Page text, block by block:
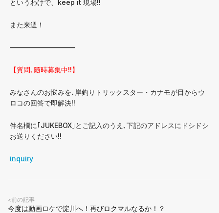
というわけで、keep it 現場!!
また来週！
—————————–
【質問､随時募集中!!】
みなさんのお悩みを､岸釣りトリックスター・カナモが目からウ
ロコの回答で即解決!!
件名欄に｢JUKEBOX｣とご記入のうえ､下記のアドレスにドシドシ
お送りください!!
inquiry
<前の記事
今度は動画ロケで淀川へ！再びロクマルなるか！？